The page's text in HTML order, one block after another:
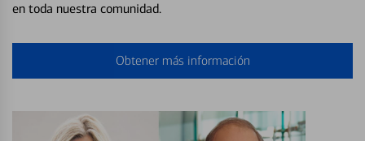
en toda nuestra comunidad.
Obtener más información